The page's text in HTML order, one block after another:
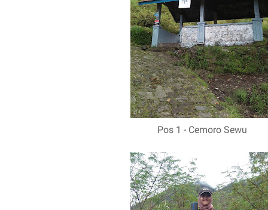
Pos 1 - Cemoro Sewu